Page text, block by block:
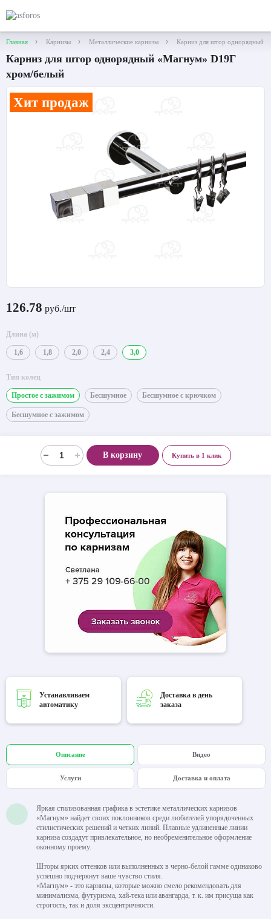
Главная Карнизы Металлические карнизы Карниз для штор однорядный
Карниз для штор однорядный «Магнум» D19Г
хром/белый
Хит продаж
126.78 руб./шт
Длина (м)
1,6 1,8 2,0 2,4 3,0
Тип колец
Простое с зажимом Бесшумное Бесшумное с крючком
Бесшумное с зажимом
В корзину Купить в 1 клик
Устанавливаем
автоматику
Доставка в день
заказа
Описание Видео
Услуги Доставка и оплата
Яркая стилизованная графика в эстетике металлических карнизов
«Магнум» найдет своих поклонников среди любителей упорядоченных
стилистических решений и четких линий. Плавные удлиненные линии
карниза создадут привлекательное, но необременительное оформление
оконному проему.
Шторы ярких оттенков или выполненных в черно-белой гамме одинаково
успешно подчеркнут ваше чувство стиля.
«Магнум» - это карнизы, которые можно смело рекомендовать для
минимализма, футуризма, хай-тека или авангарда, т. к. им присуща как
строгость, так и доля эксцентричности.